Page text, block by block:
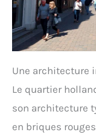
Une architecture
Le quartier
son architecture
en briques